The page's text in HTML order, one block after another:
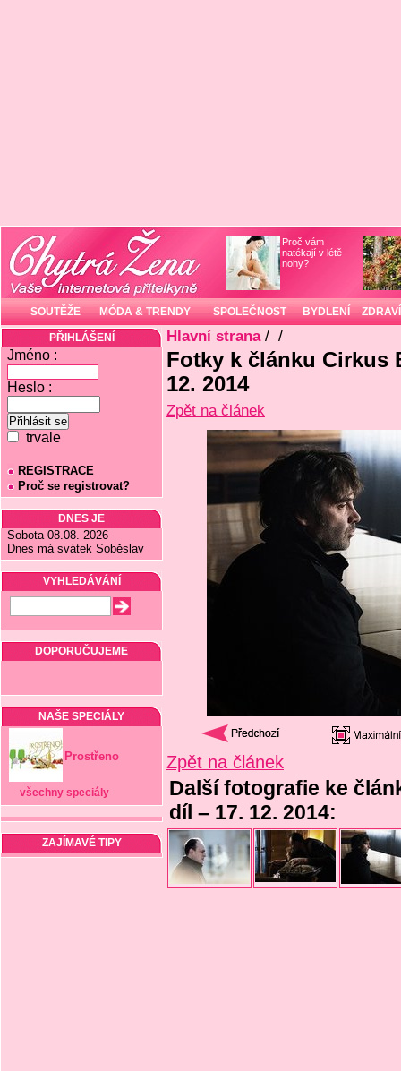
Proč vám
natékají v létě
nohy?
SOUTĚŽE MÓDA & TRENDY SPOLEČNOST BYDLENÍ ZDRAVÍ
PŘIHLÁŠENÍ
Jméno :
Heslo :
trvale
REGISTRACE
Proč se registrovat?
DNES JE
Sobota 08.08. 2026
Dnes má svátek Soběslav
VYHLEDÁVÁNÍ
DOPORUČUJEME
NAŠE SPECIÁLY
Prostřeno
všechny speciály
ZAJÍMAVÉ TIPY
Hlavní strana/ /
Fotky k článku Cirkus
12. 2014
Zpět na článek
Zpět na článek
Další fotografie ke
díl – 17. 12. 2014: